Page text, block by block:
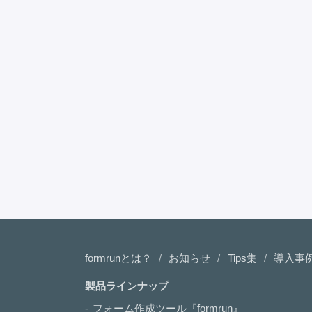
formrunとは？ お知らせ Tips集 導入事
製品ラインナップ
フォーム作成ツール『formrun』